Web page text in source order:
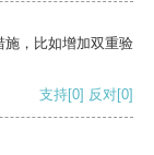
施，比如增加双重验
支持[0] 反对[0]